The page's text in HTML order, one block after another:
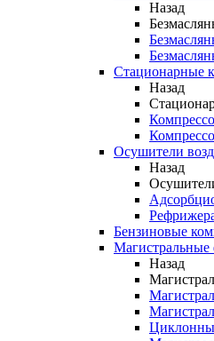
Назад
Стационарные
Назад
Осушители
Назад
Бензиновые
Магистральные
Назад